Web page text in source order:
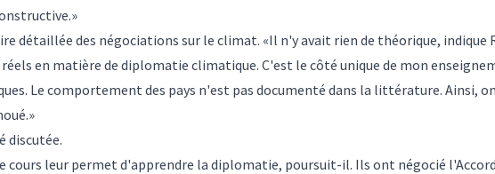
détaillée des négociations sur le climat. «Il n'y avait rien de théorique, indique
en matière de diplomatie climatique. C'est le côté unique de mon
Le comportement des pays n'est pas documenté dans la littérature. Ainsi,
discutée.
cours leur permet d'apprendre la diplomatie, poursuit-il. Ils ont négocié l'Accord